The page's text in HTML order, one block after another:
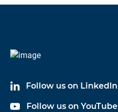
Follow us on LinkedIn
Follow us on YouTube